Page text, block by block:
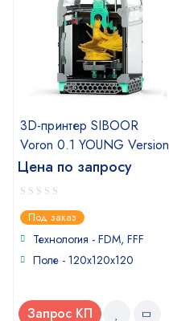
3D-принтер SIBOOR
Voron 0.1 YOUNG Version
Цена по запросу
0
out
of
Под заказ
Технология - FDM, FFF
Поле - 120x120x120
Запрос КП